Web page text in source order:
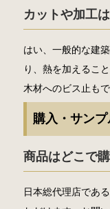
カットや加工
はい、一般的な建
り、熱を加えるこ
木材へのビス止も
購入・サン
商品はどこで
日本総代理店であ